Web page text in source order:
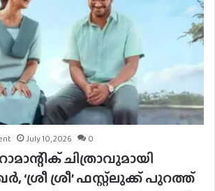
July 10, 2026 0
ചിത്രാവുമായി
‘ശ്രീ ശ്രീ’ ഫസ്റ്റ്ലുക്ക് പുറത്ത്